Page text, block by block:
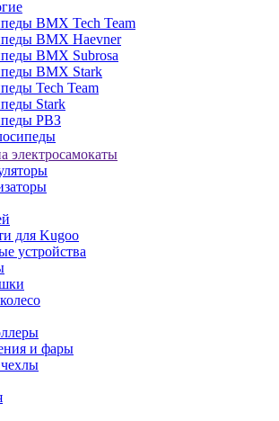
BMX Tech Team
BMX Haevner
BMX Subrosa
BMX Stark
Tech Team
Stark
РВЗ
электросамокаты
для Kugoo
устройства
и фары